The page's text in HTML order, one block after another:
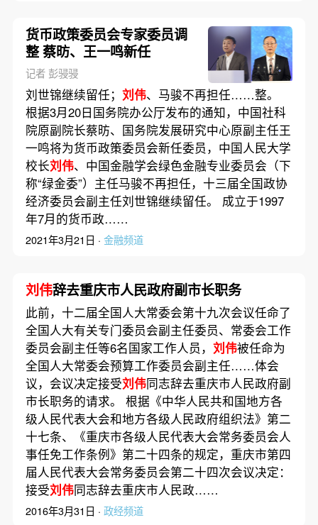
货币政策委员会专家委员调
整 蔡昉、王一鸣新任
记者 彭骎骎
刘世锦继续留任； 刘伟、马骏不再担任……整。
根据3月20日国务院办公厅发布的通知，中国社科
院原副院长蔡昉、国务院发展研究中心原副主任王
一鸣将为货币政策委员会新任委员，中国人民大学
校长刘伟、中国金融学会绿色金融专业委员会（下
称“绿金委”）主任马骏不再担任，十三届全国政协
经济委员会副主任刘世锦继续留任。 成立于1997
年7月的货币政……
2021年3月21日 · 金融频道
刘伟辞去重庆市人民政府副市长职务
此前，十二届全国人大常委会第十九次会议任命了
全国人大有关专门委员会副主任委员、常委会工作
委员会副主任等6名国家工作人员， 刘伟被任命为
全国人大常委会预算工作委员会副主任……体会
议，会议决定接受刘伟同志辞去重庆市人民政府副
市长职务的请求。 根据《中华人民共和国地方各
级人民代表大会和地方各级人民政府组织法》第二
十七条、《重庆市各级人民代表大会常务委员会人
事任免工作条例》第二十四条的规定，重庆市第四
届人民代表大会常务委员会第二十四次会议决定：
接受刘伟同志辞去重庆市人民政……
2016年3月31日 · 政经频道